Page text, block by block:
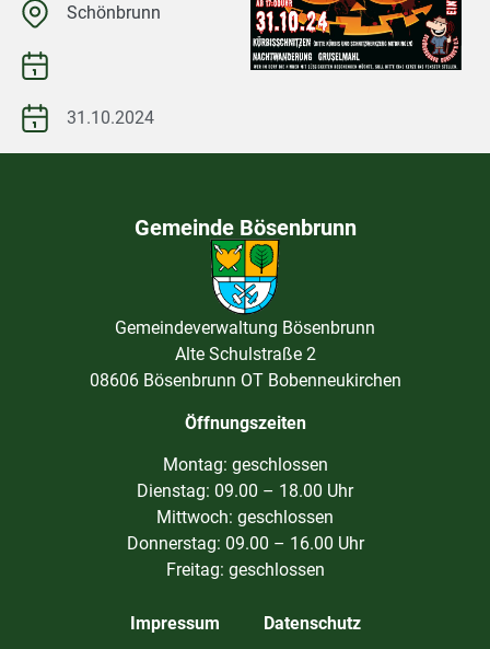
Schönbrunn
31.10.2024
Gemeinde Bösenbrunn
Gemeindeverwaltung Bösenbrunn
Alte Schulstraße 2
08606 Bösenbrunn OT Bobenneukirchen
Öffnungszeiten
Montag: geschlossen
Dienstag: 09.00 – 18.00 Uhr
Mittwoch: geschlossen
Donnerstag: 09.00 – 16.00 Uhr
Freitag: geschlossen
Impressum Datenschutz